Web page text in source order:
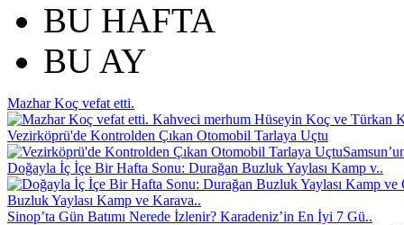
BU HAFTA
BU AY
Mazhar Koç vefat etti.
Kahveci merhum Hüseyin Koç ve Türkan
Vezirköprü'de Kontrolden Çıkan Otomobil Tarlaya Uçtu
Doğayla İç İçe Bir Hafta Sonu: Durağan Buzluk Yaylası Kamp v..
Buzluk Yaylası Kamp ve Karava..
Sinop’ta Gün Batımı Nerede İzlenir? Karadeniz’in En İyi 7 Gü..